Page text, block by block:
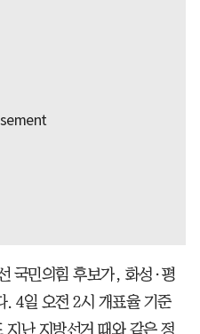
국민의힘 후보가, 화성·평
. 4일 오전 2시 개표율 기준
지난 지방선거 때와 같은 정